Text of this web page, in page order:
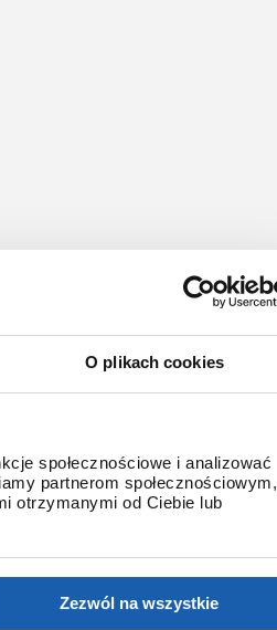
O plikach cookies
społecznościowe i analizować
partnerom społecznościowym,
otrzymanymi od Ciebie lub
Zezwól na wszystkie